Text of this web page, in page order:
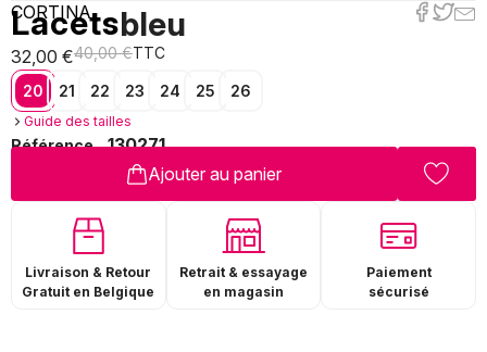
CORTINA
Lacetsbleu
32,00 €40,00 €TTC
20 21 22 23 24 25 26
Guide des tailles
Référence 130271
Ajouter au panier
Livraison & Retour
Gratuit en Belgique
Retrait & essayage
en magasin
Paiement
sécurisé